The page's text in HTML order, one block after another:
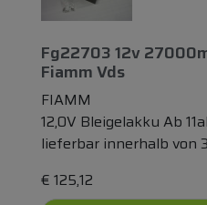
Fg22703 12v
Fiamm Vds
FIAMM
12,0V Bleigelakku Ab
lieferbar innerhalb von
€ 125,12